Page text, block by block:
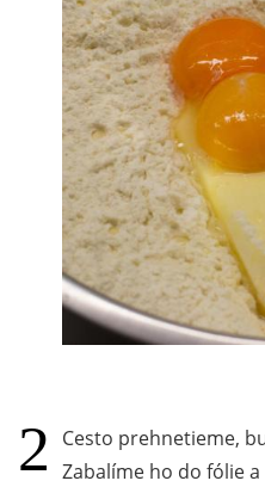
Cesto prehnetieme,
Zabalíme ho do fólie